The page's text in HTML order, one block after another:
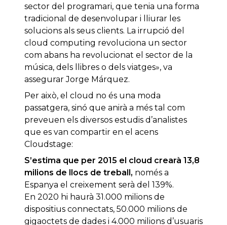
sector del programari, que tenia una forma
tradicional de desenvolupar i lliurar les
solucions als seus clients. La irrupció del
cloud computing revoluciona un sector
com abans ha revolucionat el sector de la
música, dels llibres o dels viatges», va
assegurar Jorge Márquez.
Per això, el cloud no és una moda
passatgera, sinó que anirà a més tal com
preveuen els diversos estudis d’analistes
que es van compartir en el acens
Cloudstage:
S’estima que per 2015 el cloud crearà 13,8
milions de llocs de treball, només a
Espanya el creixement serà del 139%.
En 2020 hi haurà 31.000 milions de
dispositius connectats, 50.000 milions de
gigaoctets de dades i 4.000 milions d’usuaris